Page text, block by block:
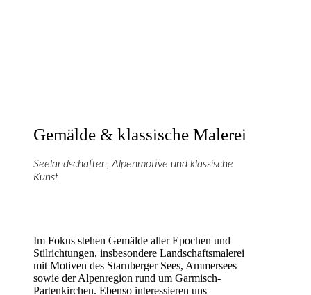
Gemälde & klassische Malerei
Seelandschaften, Alpenmotive und klassische
Kunst
Im Fokus stehen Gemälde aller Epochen und
Stilrichtungen, insbesondere Landschaftsmalerei
mit Motiven des Starnberger Sees, Ammersees
sowie der Alpenregion rund um Garmisch-
Partenkirchen. Ebenso interessieren uns